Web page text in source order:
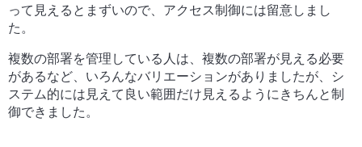
って見えるとまずいので、アクセス制御には留意しまし
た。
複数の部署を管理している人は、複数の部署が見える必要
があるなど、いろんなバリエーションがありましたが、シ
ステム的には見えて良い範囲だけ見えるようにきちんと制
御できました。